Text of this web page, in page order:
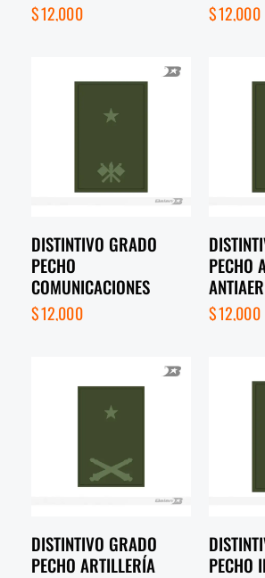
$12,000 $12,000
DISTINTIVO GRADO
PECHO
COMUNICACIONES
$12,000
PECHO
$12,000
DISTINTIVO GRADO
PECHO ARTILLERÍA
PECHO